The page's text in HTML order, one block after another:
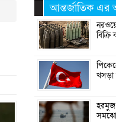
আন্তর্জাতিক
খসড়া
হরমুজ